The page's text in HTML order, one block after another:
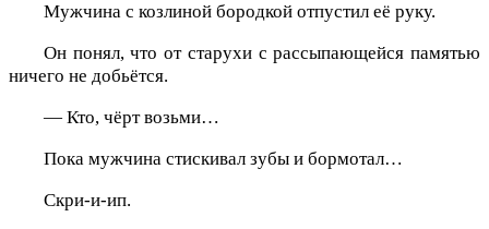
Мужчина с козлиной бородкой отпустил её руку.
Он понял, что от старухи с рассыпающейся памятью
ничего не добьётся.
— Кто, чёрт возьми…
Пока мужчина стискивал зубы и бормотал…
Скри-и-ип.